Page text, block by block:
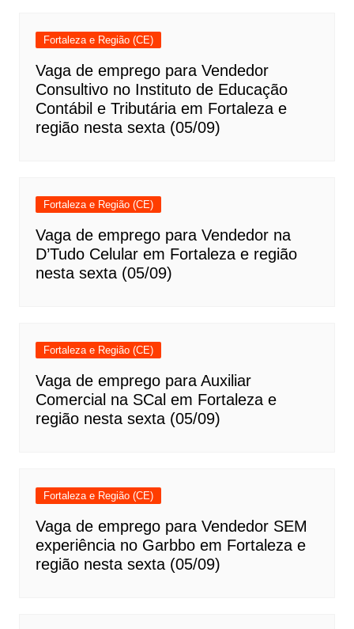
Fortaleza e Região (CE)
Vaga de emprego para Vendedor
Consultivo no Instituto de Educação
Contábil e Tributária em Fortaleza e
região nesta sexta (05/09)
Fortaleza e Região (CE)
Vaga de emprego para Vendedor na
D’Tudo Celular em Fortaleza e região
nesta sexta (05/09)
Fortaleza e Região (CE)
Vaga de emprego para Auxiliar
Comercial na SCal em Fortaleza e
região nesta sexta (05/09)
Fortaleza e Região (CE)
Vaga de emprego para Vendedor SEM
experiência no Garbbo em Fortaleza e
região nesta sexta (05/09)